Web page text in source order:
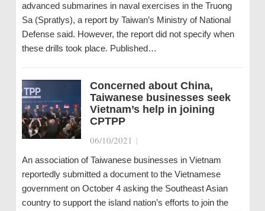
advanced submarines in naval exercises in the Truong
Sa (Spratlys), a report by Taiwan’s Ministry of National
Defense said. However, the report did not specify when
these drills took place. Published…
Concerned about China,
Taiwanese businesses seek
Vietnam’s help in joining
CPTPP
06/10/2021 |
An association of Taiwanese businesses in Vietnam
reportedly submitted a document to the Vietnamese
government on October 4 asking the Southeast Asian
country to support the island nation’s efforts to join the